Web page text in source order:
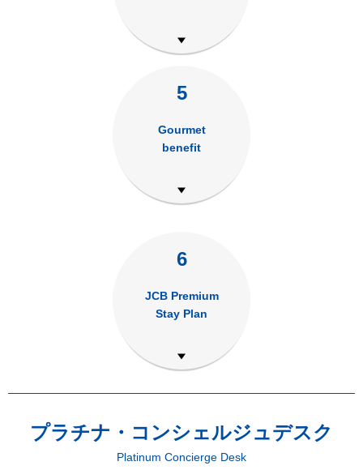
5
Gourmet
benefit
6
JCB Premium
Stay Plan
プラチナ・コンシェルジュデスク
Platinum Concierge Desk